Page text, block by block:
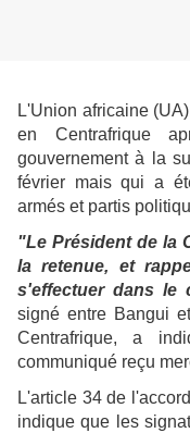
L'Union africaine
en Centrafrique
gouvernement à la
février mais qui a
armés et partis
"Le Président de la
la retenue, et
s'effectuer dans le
signé entre Bangui
Centrafrique, a
communiqué reçu
L'article 34 de
indique que les